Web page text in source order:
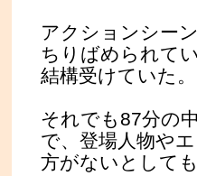
アクションシー
ちりばめられて
結構受けていた。
それでも87分の
で、登場人物や
方がないとして